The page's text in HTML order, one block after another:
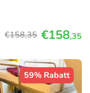
€158,35 €158,35
59% Rabatt